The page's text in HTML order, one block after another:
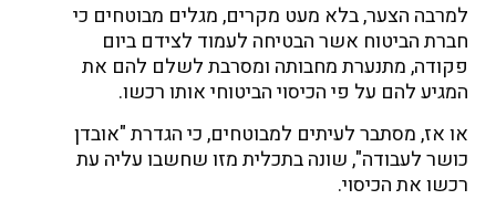
למרבה הצער, בלא מעט מקרים, מגלים מבוטחים כי
חברת הביטוח אשר הבטיחה לעמוד לצידם ביום
פקודה, מתנערת מחבותה ומסרבת לשלם להם את
המגיע להם על פי הכיסוי הביטוחי אותו רכשו.
או אז, מסתבר לעיתים למבוטחים, כי הגדרת "אובדן
כושר לעבודה", שונה בתכלית מזו שחשבו עליה עת
רכשו את הכיסוי.